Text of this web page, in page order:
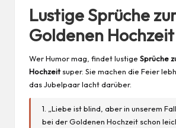
Lustige Sprüche
Goldenen Hochzeit
WerHumormag, findet lustige Sprüche
Hochzeit super. Sie machen die Feier
das Jubelpaar lacht darüber.
1. „Liebe ist blind, aber in unserem
bei der Goldenen Hochzeit schon